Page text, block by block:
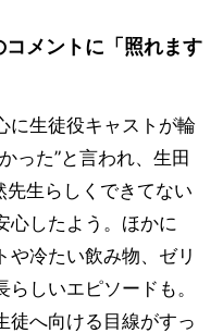
メントに「照れます
に生徒役キャストが輪
った”と言われ、生田
生らしくできてない
心したよう。ほかに
や冷たい飲み物、ゼリ
しいエピソードも。
徒へ向ける目線がすっ